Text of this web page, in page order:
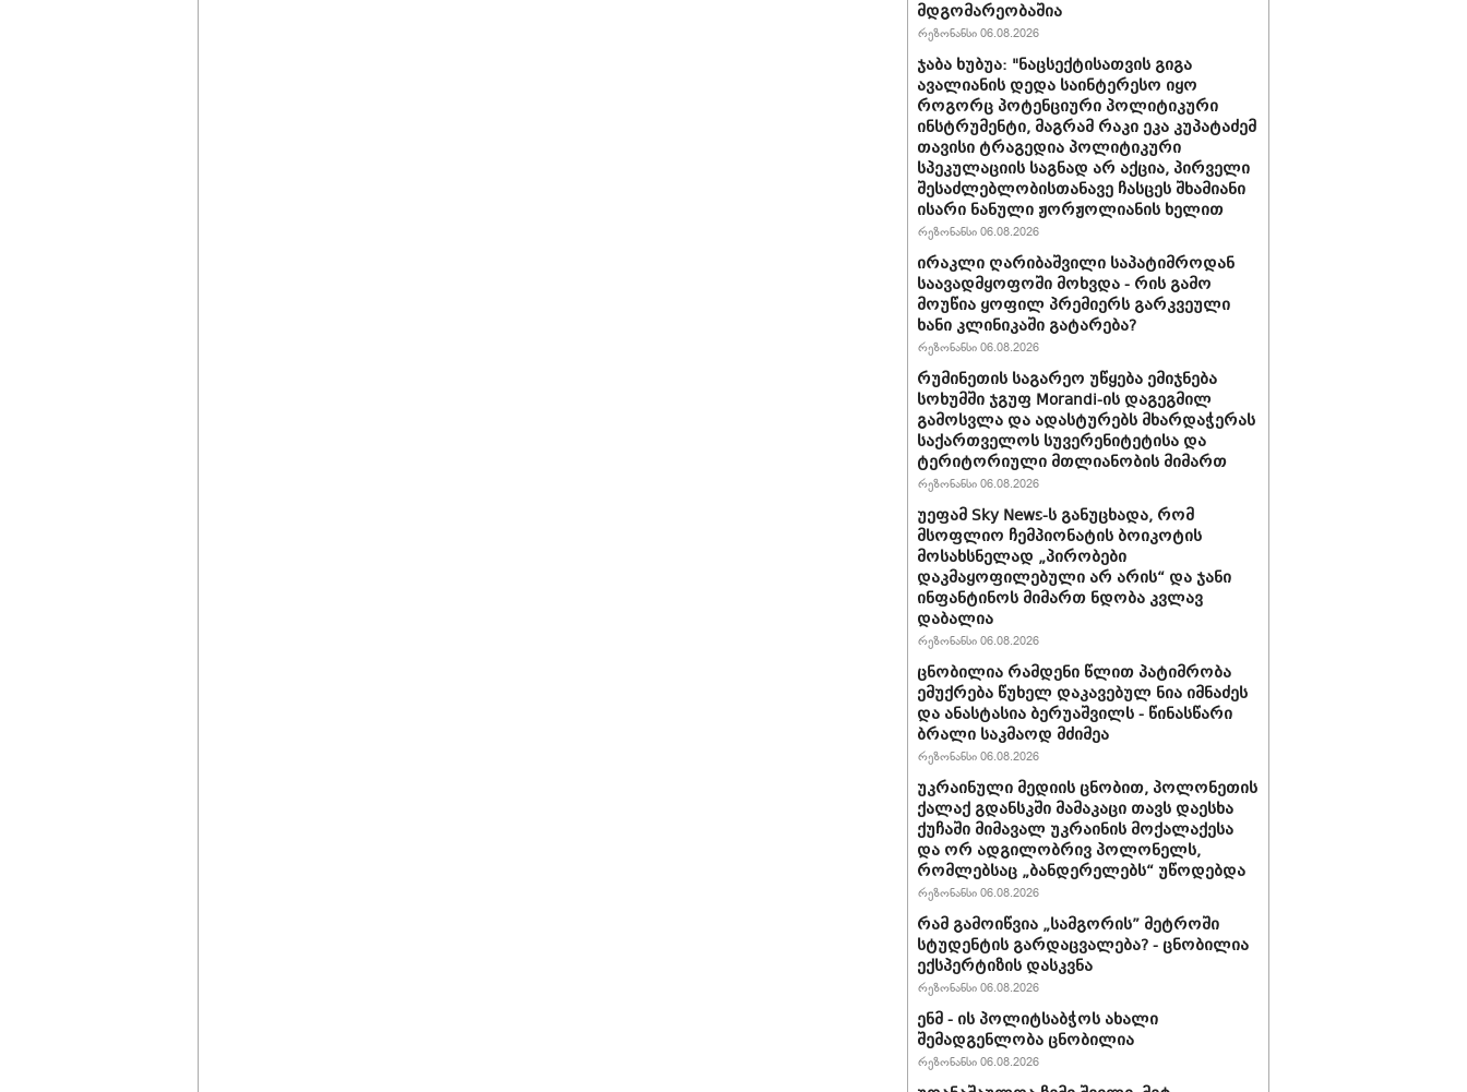
მდგომარეობაშია
რეზონანსი 06.08.2026
ჯაბა ხუბუა: "ნაცსექტისათვის გიგა
ავალიანის დედა საინტერესო იყო
როგორც პოტენციური პოლიტიკური
ინსტრუმენტი, მაგრამ რაკი ეკა კუპატაძემ
თავისი ტრაგედია პოლიტიკური
სპეკულაციის საგნად არ აქცია, პირველი
შესაძლებლობისთანავე ჩასცეს შხამიანი
ისარი ნანული ჟორჟოლიანის ხელით
რეზონანსი 06.08.2026
ირაკლი ღარიბაშვილი საპატიმროდან
საავადმყოფოში მოხვდა - რის გამო
მოუწია ყოფილ პრემიერს გარკვეული
ხანი კლინიკაში გატარება?
რეზონანსი 06.08.2026
რუმინეთის საგარეო უწყება ემიჯნება
სოხუმში ჯგუფ Morandi-ის დაგეგმილ
გამოსვლა და ადასტურებს მხარდაჭერას
საქართველოს სუვერენიტეტისა და
ტერიტორიული მთლიანობის მიმართ
რეზონანსი 06.08.2026
უეფამ Sky News-ს განუცხადა, რომ
მსოფლიო ჩემპიონატის ბოიკოტის
მოსახსნელად „პირობები
დაკმაყოფილებული არ არის“ და ჯანი
ინფანტინოს მიმართ ნდობა კვლავ
დაბალია
რეზონანსი 06.08.2026
ცნობილია რამდენი წლით პატიმრობა
ემუქრება წუხელ დაკავებულ ნია იმნაძეს
და ანასტასია ბერუაშვილს - წინასწარი
ბრალი საკმაოდ მძიმეა
რეზონანსი 06.08.2026
უკრაინული მედიის ცნობით, პოლონეთის
ქალაქ გდანსკში მამაკაცი თავს დაესხა
ქუჩაში მიმავალ უკრაინის მოქალაქესა
და ორ ადგილობრივ პოლონელს,
რომლებსაც „ბანდერელებს“ უწოდებდა
რეზონანსი 06.08.2026
რამ გამოიწვია „სამგორის” მეტროში
სტუდენტის გარდაცვალება? - ცნობილია
ექსპერტიზის დასკვნა
რეზონანსი 06.08.2026
ენმ - ის პოლიტსაბჭოს ახალი
შემადგენლობა ცნობილია
რეზონანსი 06.08.2026